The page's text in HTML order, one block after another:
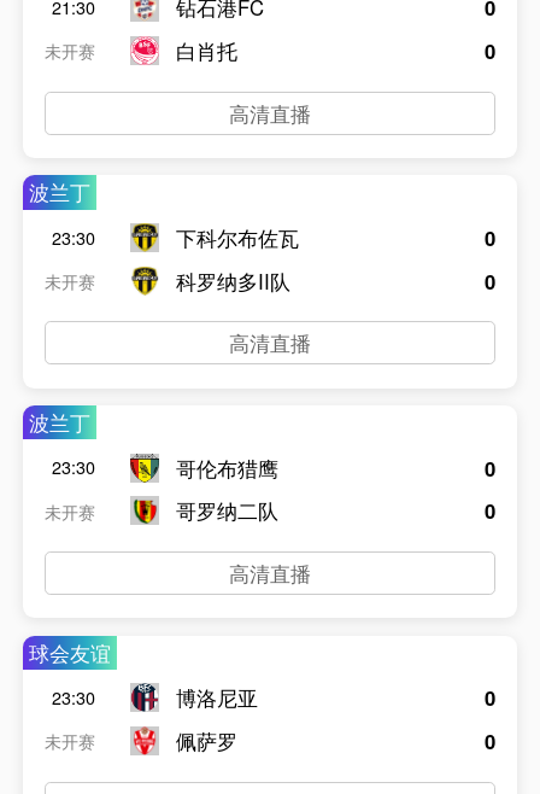
21:30
未开赛
钻石港FC
白肖托
0
0
高清直播
波兰丁
23:30
未开赛
下科尔布佐瓦
科罗纳多II队
0
0
高清直播
波兰丁
23:30
未开赛
哥伦布猎鹰
哥罗纳二队
0
0
高清直播
球会友谊
23:30
未开赛
博洛尼亚
佩萨罗
0
0